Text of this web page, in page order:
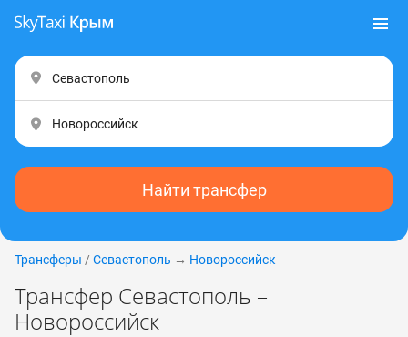
Найти трансфер
Трансферы / Севастополь → Новороссийск
Трансфер Севастополь –
Новороссийск